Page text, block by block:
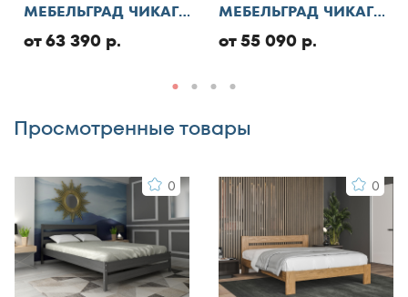
130x186
130x190
140x185
140x190
140x195
140x200
140x210
Добавить отзыв
МЕБЕЛЬГРАД ЧИКАГО
от 63 390 р.
МЕБЕЛЬГРАД ЧИКАГО
от 55 090 р.
Просмотренные товары
0 0